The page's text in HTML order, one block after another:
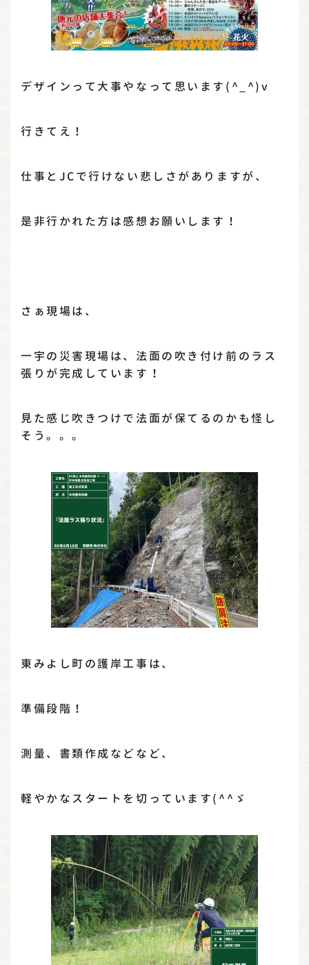
デザインって大事やなって思います(^_^)v
行きてえ！
仕事とJCで行けない悲しさがありますが、
是非行かれた方は感想お願いします！
さぁ現場は、
一宇の災害現場は、法面の吹き付け前のラス
張りが完成しています！
見た感じ吹きつけで法面が保てるのかも怪し
そう。。。
東みよし町の護岸工事は、
準備段階！
測量、書類作成などなど、
軽やかなスタートを切っています(^^ゞ